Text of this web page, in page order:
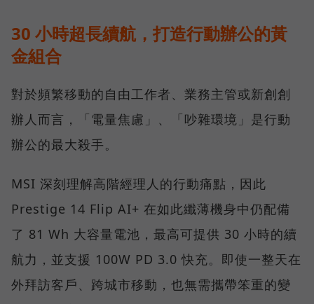
30 小時超長續航，打造行動辦公的黃
金組合
對於頻繁移動的自由工作者、業務主管或新創創
辦人而言，「電量焦慮」、「吵雜環境」是行動
辦公的最大殺手。
MSI 深刻理解高階經理人的行動痛點，因此
Prestige 14 Flip AI+ 在如此纖薄機身中仍配備
了 81 Wh 大容量電池，最高可提供 30 小時的續
航力，並支援 100W PD 3.0 快充。即使一整天在
外拜訪客戶、跨城市移動，也無需攜帶笨重的變